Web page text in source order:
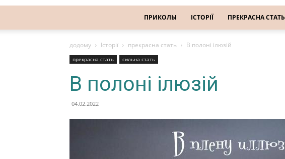
ПРИКОЛЫ ІСТОРІЇ ПРЕКРАСНА СТАТЬ
додому Історії прекрасна стать В полоні ілюзій
прекрасна стать сильна стать
В полоні ілюзій
04.02.2022